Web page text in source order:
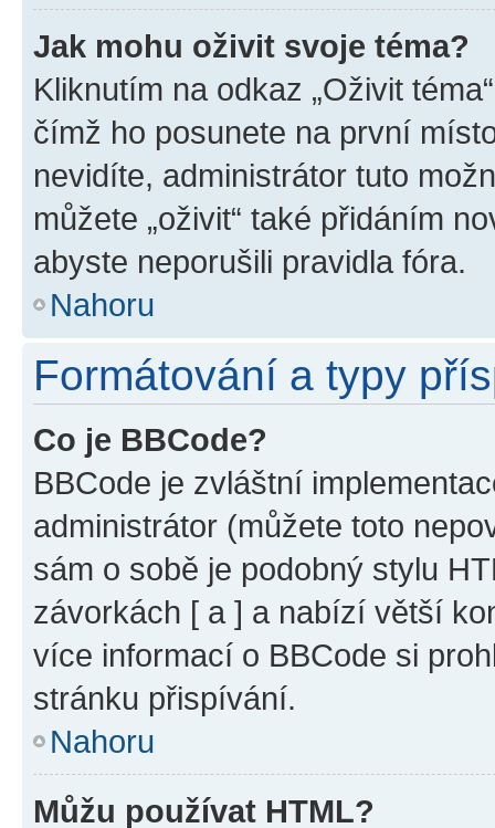
Jak mohu oživit svoje téma?
Kliknutím na odkaz „Oživit
čímž ho posunete na první
nevidíte, administrátor tuto
můžete „oživit“ také přidáním
abyste neporušili pravidla fóra.
Nahoru
Formátování a typy
Co je BBCode?
BBCode je zvláštní
administrátor (můžete toto
sám o sobě je podobný stylu
závorkách [ a ] a nabízí větší
více informací o BBCode si
stránku přispívání.
Nahoru
Můžu používat HTML?